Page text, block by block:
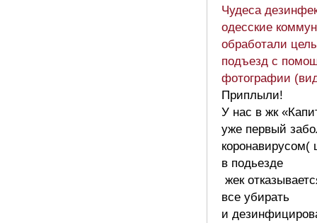
Чудеса
одесские
обработали
подъезд с
фотографии
Приплыли!
У нас в жк
уже первый
в подьезде
жек
все убирать
и